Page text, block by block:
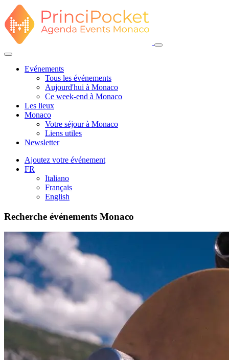
Evénements
Tous les événements
Aujourd'hui à Monaco
Ce week-end à Monaco
Les lieux
Monaco
Votre séjour à Monaco
Liens utiles
Newsletter
Ajoutez votre événement
FR
Italiano
Français
English
Recherche événements Monaco